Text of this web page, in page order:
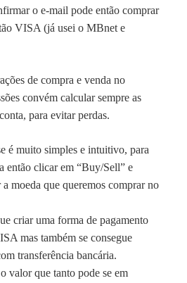
o e-mail pode então comprar
VISA (já usei o MBnet e
de compra e venda no
convém calcular sempre as
para evitar perdas.
é muito simples e intuitivo, para
então clicar em “Buy/Sell” e
moeda que queremos comprar no
criar uma forma de pagamento
mas também se consegue
transferência bancária.
valor que tanto pode se em